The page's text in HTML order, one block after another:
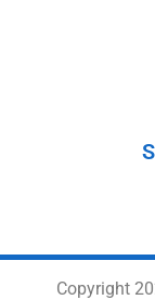
Copyright